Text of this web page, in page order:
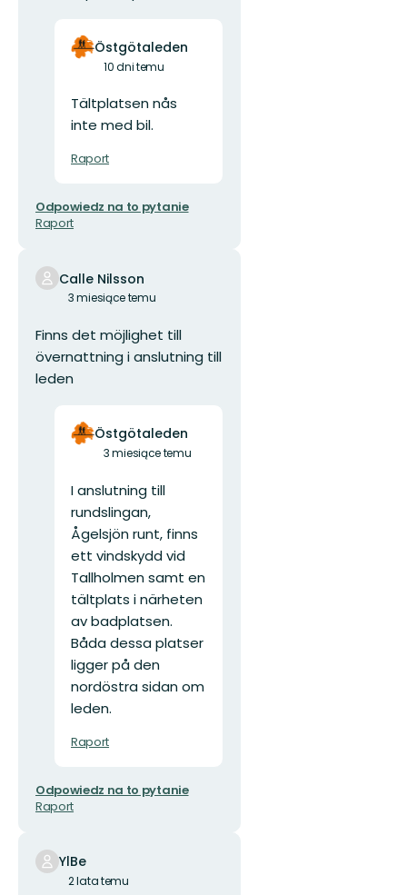
Östgötaleden
10 dni temu
Tältplatsen nås
inte med bil.
Raport
Odpowiedz na to pytanie
Raport
Calle Nilsson
3 miesiące temu
Finns det möjlighet till
övernattning i anslutning till
leden
Östgötaleden
3 miesiące temu
I anslutning till
rundslingan,
Ågelsjön runt, finns
ett vindskydd vid
Tallholmen samt en
tältplats i närheten
av badplatsen.
Båda dessa platser
ligger på den
nordöstra sidan om
leden.
Raport
Odpowiedz na to pytanie
Raport
YlBe
2 lata temu